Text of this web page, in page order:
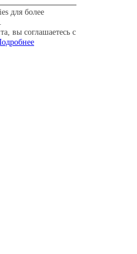
для более
вы соглашаетесь с